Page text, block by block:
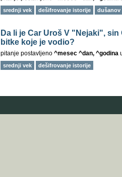
srednji vek dešifrovanje istorije dušanov
Da li je Car Uroš V "Nejaki",
bitke koje je vodio?
pitanje postavljeno ^mesec ^dan, ^godina
srednji vek dešifrovanje istorije